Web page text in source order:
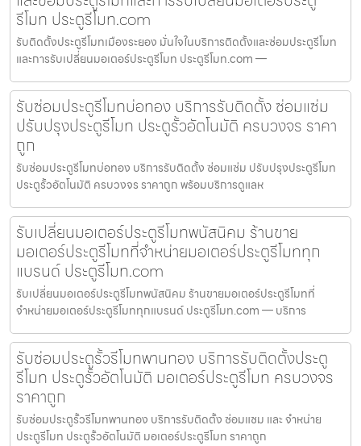
รีโมท ประตูรีโมท.com
รับติดตั้งประตูรีโมทเมืองระยอง มั่นใจในบริการติดตั้งและซ่อมประตูรีโมท
และการรับเปลี่ยนมอเตอร์ประตูรีโมท ประตูรีโมท.com —
รับซ่อมประตูรีโมทบ่อทอง บริการรับติดตั้ง ซ่อมแซ่ม
ปรับปรุงประตูรีโมท ประตูรั้วอัตโนมัติ ครบวงจร ราคา
ถูก
รับซ่อมประตูรีโมทบ่อทอง บริการรับติดตั้ง ซ่อมแซ่ม ปรับปรุงประตูรีโมท
ประตูรั้วอัตโนมัติ ครบวงจร ราคาถูก พร้อมบริการดูแลห
รับเปลี่ยนมอเตอร์ประตูรีโมทพนัสนิคม ร้านขาย
มอเตอร์ประตูรีโมทที่จำหน่ายมอเตอร์ประตูรีโมททุก
แบรนด์ ประตูรีโมท.com
รับเปลี่ยนมอเตอร์ประตูรีโมทพนัสนิคม ร้านขายมอเตอร์ประตูรีโมทที่
จำหน่ายมอเตอร์ประตูรีโมททุกแบรนด์ ประตูรีโมท.com — บริการ
รับซ่อมประตูรั้วรีโมทพานทอง บริการรับติดตั้งประตู
รีโมท ประตูรั้วอัตโนมัติ มอเตอร์ประตูรีโมท ครบวงจร
ราคาถูก
รับซ่อมประตูรั้วรีโมทพานทอง บริการรับติดตั้ง ซ่อมแซม และ จำหน่าย
ประตูรีโมท ประตูรั้วอัตโนมัติ มอเตอร์ประตูรีโมท ราคาถูก